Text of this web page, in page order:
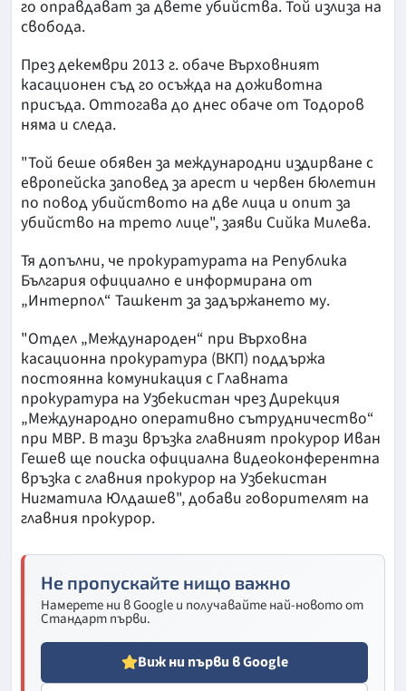
го оправдават за двете убийства. Той излиза на
свобода.
През декември 2013 г. обаче Върховният
касационен съд го осъжда на доживотна
присъда. Оттогава до днес обаче от Тодоров
няма и следа.
"Той беше обявен за международни издирване с
европейска заповед за арест и червен бюлетин
по повод убийството на две лица и опит за
убийство на трето лице", заяви Сийка Милева.
Тя допълни, че прокуратурата на Република
България официално е информирана от
„Интерпол“ Ташкент за задържането му.
"Отдел „Международен“ при Върховна
касационна прокуратура (ВКП) поддържа
постоянна комуникация с Главната
прокуратура на Узбекистан чрез Дирекция
„Международно оперативно сътрудничество“
при МВР. В тази връзка главният прокурор Иван
Гешев ще поиска официална видеоконферентна
връзка с главния прокурор на Узбекистан
Нигматила Юлдашев", добави говорителят на
главния прокурор.
Не пропускайте нищо важно
Намерете ни в Google и получавайте най-новото от
Стандарт първи.
Виж ни първи в Google